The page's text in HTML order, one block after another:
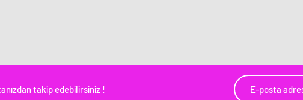
takip edebilirsiniz !